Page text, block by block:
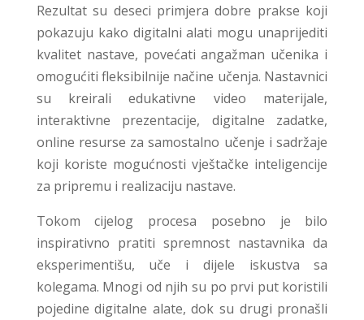
Rezultat su deseci primjera dobre prakse koji
pokazuju kako digitalni alati mogu unaprijediti
kvalitet nastave, povećati angažman učenika i
omogućiti fleksibilnije načine učenja. Nastavnici
su kreirali edukativne video materijale,
interaktivne prezentacije, digitalne zadatke,
online resurse za samostalno učenje i sadržaje
koji koriste mogućnosti vještačke inteligencije
za pripremu i realizaciju nastave.
Tokom cijelog procesa posebno je bilo
inspirativno pratiti spremnost nastavnika da
eksperimentišu, uče i dijele iskustva sa
kolegama. Mnogi od njih su po prvi put koristili
pojedine digitalne alate, dok su drugi pronašli